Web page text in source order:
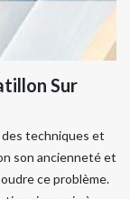
Sur
techniques et
son ancienneté et
ce problème.